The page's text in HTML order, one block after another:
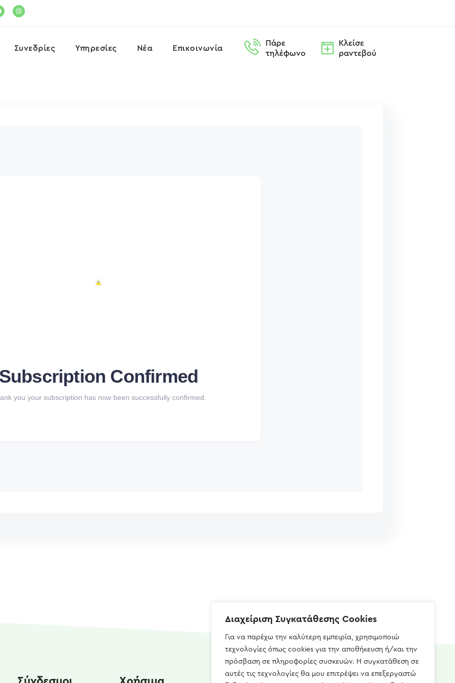
Διαχείριση Συγκατάθεσης Cookies
Για να παρέχω την καλύτερη εμπειρία, χρησιμοποιώ
τεχνολογίες όπως cookies για την αποθήκευση ή/και την
πρόσβαση σε πληροφορίες συσκευών. Η συγκατάθεση σε
αυτές τις τεχνολογίες θα μου επιτρέψει να επεξεργαστώ
Συνεδρίες Υπηρεσίες Νέα Επικοινωνία
Πάρε
τηλέφωνο
Κλείσε
ραντεβού
Confirmed
you your subscription has now been successfully confirmed.